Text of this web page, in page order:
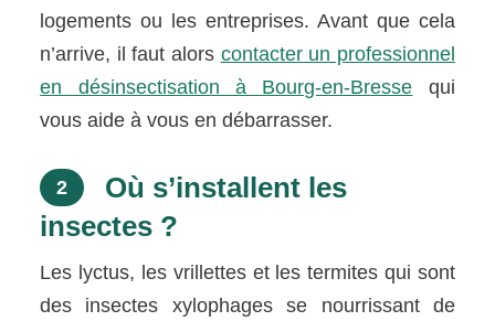
logements ou les entreprises. Avant que cela
n’arrive, il faut alors contacter un professionnel
en désinsectisation à Bourg-en-Bresse qui
vous aide à vous en débarrasser.
2
Où s’installent les
insectes ?
Les lyctus, les vrillettes et les termites qui sont
des insectes xylophages se nourrissant de